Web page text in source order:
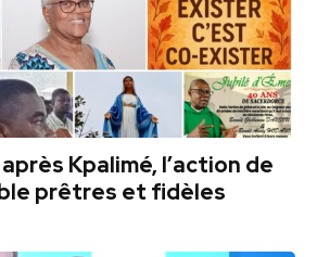
Kpalimé, l’action de
prêtres et fidèles